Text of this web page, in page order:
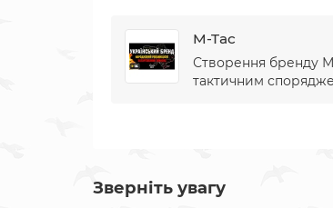
M-Tac
Створення бренду
тактичним
Зверніть увагу